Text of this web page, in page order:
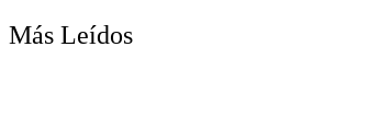
Más Leídos